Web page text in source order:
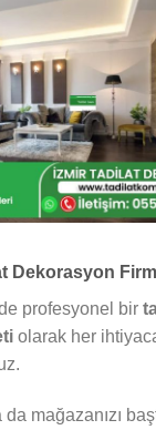
Dekorasyon
profesyonel bir
olarak her
mağazanızı